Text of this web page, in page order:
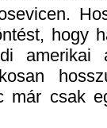
hogy
már csak